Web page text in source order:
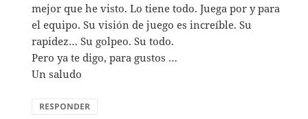
mejor que he visto. Lo tiene todo. Juega por y para
el equipo. Su visión de juego es increíble. Su
rapidez… Su golpeo. Su todo.
Pero ya te digo, para gustos …
Un saludo
RESPONDER